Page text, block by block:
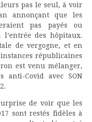
pas le seul, à voir
annonçant que les
pas payés ou
des hôpitaux.
de vergogne, et en
républicaines
est venu mélanger,
anti-Covid avec SON
de voir que les
sont restés fidèles à